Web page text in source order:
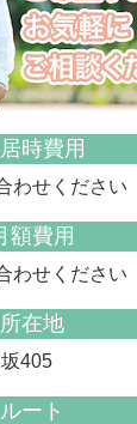
時費用
わせください
額費用
わせください
所在地
405
ルート